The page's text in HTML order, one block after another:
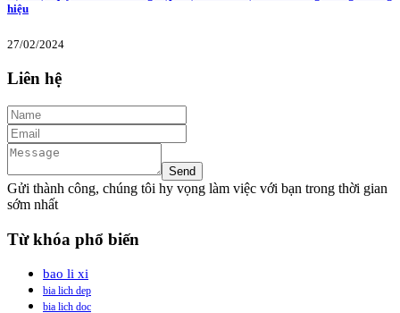
hiệu
27/02/2024
Liên hệ
Gửi thành công, chúng tôi hy vọng làm việc với bạn trong thời gian
sớm nhất
Từ khóa phổ biến
bao li xi
bia lich dep
bia lich doc